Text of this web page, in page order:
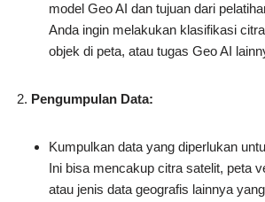
model Geo AI dan tujuan dari
Anda ingin melakukan klasifikasi
objek di peta, atau tugas Geo AI
Pengumpulan Data:
Kumpulkan data yang diperlukan
Ini bisa mencakup citra satelit, peta
atau jenis data geografis lainnya